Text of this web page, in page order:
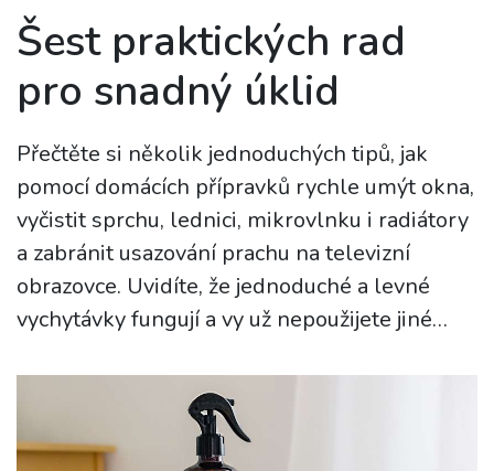
Šest praktických rad
pro snadný úklid
Přečtěte si několik jednoduchých tipů, jak
pomocí domácích přípravků rychle umýt okna,
vyčistit sprchu, lednici, mikrovlnku i radiátory
a zabránit usazování prachu na televizní
obrazovce. Uvidíte, že jednoduché a levné
vychytávky fungují a vy už nepoužijete jiné…